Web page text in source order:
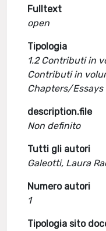
Fulltext
open
Tipologia
1.2 Contributi in
Contributi in
Chapters/Essays
description.file
Non definito
Tutti gli autori
Galeotti, Laura
Numero autori
1
Tipologia sito